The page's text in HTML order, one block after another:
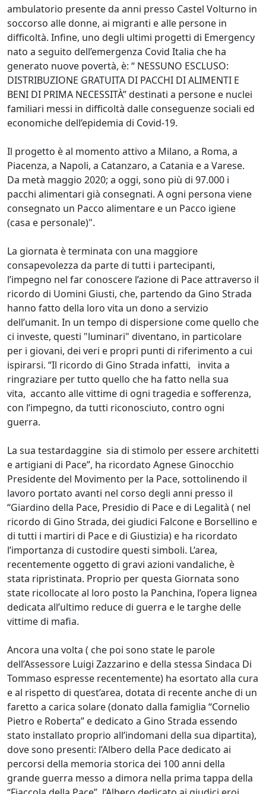
ambulatorio presente da anni presso Castel Volturno in
soccorso alle donne, ai migranti e alle persone in
difficoltà. Infine, uno degli ultimi progetti di Emergency
nato a seguito dell’emergenza Covid Italia che ha
generato nuove povertà, è: “ NESSUNO ESCLUSO:
DISTRIBUZIONE GRATUITA DI PACCHI DI ALIMENTI E
BENI DI PRIMA NECESSITÀ” destinati a persone e nuclei
familiari messi in difficoltà dalle conseguenze sociali ed
economiche dell’epidemia di Covid-19.
Il progetto è al momento attivo a Milano, a Roma, a
Piacenza, a Napoli, a Catanzaro, a Catania e a Varese.
Da metà maggio 2020; a oggi, sono più di 97.000 i
pacchi alimentari già consegnati. A ogni persona viene
consegnato un Pacco alimentare e un Pacco igiene
(casa e personale)".
La giornata è terminata con una maggiore
consapevolezza da parte di tutti i partecipanti,
l’impegno nel far conoscere l’azione di Pace attraverso il
ricordo di Uomini Giusti, che, partendo da Gino Strada
hanno fatto della loro vita un dono a servizio
dell’umanit. In un tempo di dispersione come quello che
ci investe, questi "luminari" diventano, in particolare
per i giovani, dei veri e propri punti di riferimento a cui
ispirarsi. “Il ricordo di Gino Strada infatti, invita a
ringraziare per tutto quello che ha fatto nella sua
vita, accanto alle vittime di ogni tragedia e sofferenza,
con l’impegno, da tutti riconosciuto, contro ogni
guerra.
La sua testardaggine sia di stimolo per essere architetti
e artigiani di Pace”, ha ricordato Agnese Ginocchio
Presidente del Movimento per la Pace, sottolinendo il
lavoro portato avanti nel corso degli anni presso il
“Giardino della Pace, Presidio di Pace e di Legalità ( nel
ricordo di Gino Strada, dei giudici Falcone e Borsellino e
di tutti i martiri di Pace e di Giustizia) e ha ricordato
l’importanza di custodire questi simboli. L’area,
recentemente oggetto di gravi azioni vandaliche, è
stata ripristinata. Proprio per questa Giornata sono
state ricollocate al loro posto la Panchina, l’opera lignea
dedicata all’ultimo reduce di guerra e le targhe delle
vittime di mafia.
Ancora una volta ( che poi sono state le parole
dell’Assessore Luigi Zazzarino e della stessa Sindaca Di
Tommaso espresse recentemente) ha esortato alla cura
e al rispetto di quest’area, dotata di recente anche di un
faretto a carica solare (donato dalla famiglia “Cornelio
Pietro e Roberta” e dedicato a Gino Strada essendo
stato installato proprio all’indomani della sua dipartita),
dove sono presenti: l’Albero della Pace dedicato ai
percorsi della memoria storica dei 100 anni della
grande guerra messo a dimora nella prima tappa della